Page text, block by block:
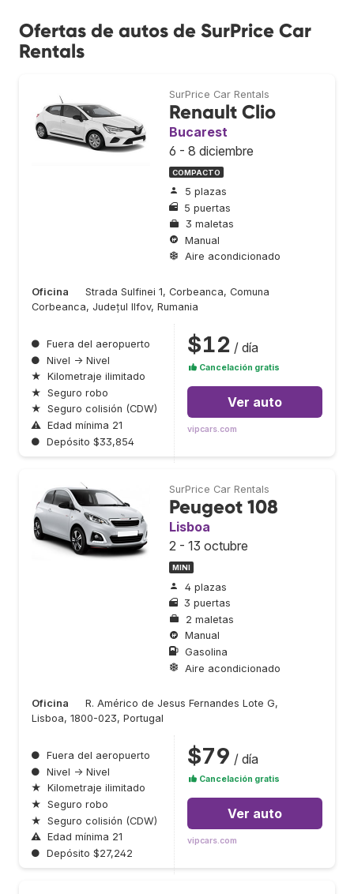
Ofertas de autos de SurPrice Car
Rentals
SurPrice Car Rentals
Renault Clio
Bucarest
6 - 8 diciembre
COMPACTO
5 plazas
5 puertas
3 maletas
Manual
Aire acondicionado
Oficina
Strada Sulfinei 1, Corbeanca, Comuna
Corbeanca, Județul Ilfov, Rumania
● Fuera del aeropuerto
● Nivel → Nivel
★ Kilometraje ilimitado
★ Seguro robo
★ Seguro colisión (CDW)
⚠ Edad mínima 21
● Depósito $33,854
$12 / día
Cancelación gratis
Ver auto
vipcars.com
SurPrice Car Rentals
Peugeot 108
Lisboa
2 - 13 octubre
MINI
4 plazas
3 puertas
2 maletas
Manual
Gasolina
Aire acondicionado
Oficina
R. Américo de Jesus Fernandes Lote G,
Lisboa, 1800-023, Portugal
● Fuera del aeropuerto
● Nivel → Nivel
★ Kilometraje ilimitado
★ Seguro robo
★ Seguro colisión (CDW)
⚠ Edad mínima 21
● Depósito $27,242
$79 / día
Cancelación gratis
Ver auto
vipcars.com